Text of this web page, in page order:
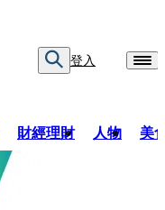
登入
財經理財 人物 美